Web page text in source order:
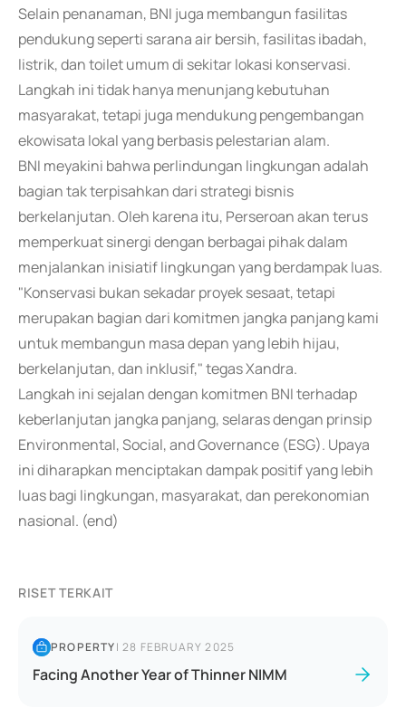
Selain penanaman, BNI juga membangun fasilitas
pendukung seperti sarana air bersih, fasilitas ibadah,
listrik, dan toilet umum di sekitar lokasi konservasi.
Langkah ini tidak hanya menunjang kebutuhan
masyarakat, tetapi juga mendukung pengembangan
ekowisata lokal yang berbasis pelestarian alam.
BNI meyakini bahwa perlindungan lingkungan adalah
bagian tak terpisahkan dari strategi bisnis
berkelanjutan. Oleh karena itu, Perseroan akan terus
memperkuat sinergi dengan berbagai pihak dalam
menjalankan inisiatif lingkungan yang berdampak luas.
"Konservasi bukan sekadar proyek sesaat, tetapi
merupakan bagian dari komitmen jangka panjang kami
untuk membangun masa depan yang lebih hijau,
berkelanjutan, dan inklusif," tegas Xandra.
Langkah ini sejalan dengan komitmen BNI terhadap
keberlanjutan jangka panjang, selaras dengan prinsip
Environmental, Social, and Governance (ESG). Upaya
ini diharapkan menciptakan dampak positif yang lebih
luas bagi lingkungan, masyarakat, dan perekonomian
nasional. (end)
RISET TERKAIT
PROPERTY|28 FEBRUARY 2025
Facing Another Year of Thinner NIMM